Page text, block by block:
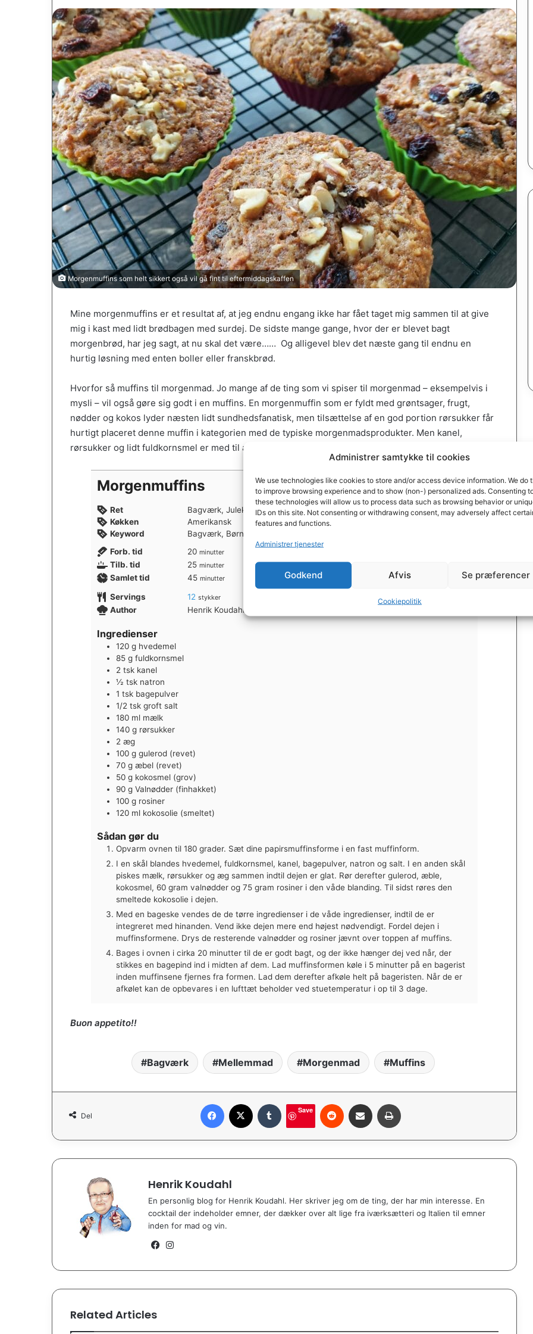
Administrer samtykke til cookies
We use technologies like cookies to store and/or access device information. We do
to improve browsing experience and to show (non-) personalized ads. Consenting
these technologies will allow us to process data such as browsing behavior or
IDs on this site. Not consenting or withdrawing consent, may adversely affect
features and functions.
Administrer tjenester
Godkend Afvis Se præferencer
Cookiepolitik
email
Morgenmuffins som helt sikkert også vil gå fint til eftermiddagskaffen
Mine morgenmuffins er et resultat af, at jeg endnu engang ikke har fået taget mig sammen til at give
mig i kast med lidt brødbagen med surdej. De sidste mange gange, hvor der er blevet bagt
morgenbrød, har jeg sagt, at nu skal det være…… Og alligevel blev det næste gang til endnu en
hurtig løsning med enten boller eller franskbrød.
Hvorfor så muffins til morgenmad. Jo mange af de ting som vi spiser til morgenmad – eksempelvis i
mysli – vil også gøre sig godt i en muffins. En morgenmuffin som er fyldt med grøntsager, frugt,
nødder og kokos lyder næsten lidt sundhedsfanatisk, men tilsættelse af en god portion rørsukker får
hurtigt placeret denne muffin i kategorien med de typiske morgenmadsprodukter. Men kanel,
rørsukker og lidt fuldkornsmel er med til at gøre disse morgenmuffins ganske uimodståelige.
Print
Morgenmuffins
Ret
Bagværk, Julekage, Mellemmad, Morgenmad
Køkken
Amerikansk
Keyword
Bagværk, Børnevenligt, Morgenmad
Forb. tid
20minutter
minutter
Tilb. tid 25minutter
minutter
Samlet tid 45minutter
minutter
Servings 12 stykker
Author Henrik Koudahl
Ingredienser
120 g hvedemel
85 g fuldkornsmel
2 tsk kanel
½ tsk natron
1 tsk bagepulver
1/2 tsk groft salt
180 ml mælk
140 g rørsukker
2 æg
100 g gulerod (revet)
70 g æbel (revet)
50 g kokosmel (grov)
90 g Valnødder (finhakket)
100 g rosiner
120 ml kokosolie (smeltet)
Sådan gør du
Opvarm ovnen til 180 grader. Sæt dine papirsmuffinsforme i en fast muffinform.
I en skål blandes hvedemel, fuldkornsmel, kanel, bagepulver, natron og salt. I en anden skål
piskes mælk, rørsukker og æg sammen indtil dejen er glat. Rør derefter gulerod, æble,
kokosmel, 60 gram valnødder og 75 gram rosiner i den våde blanding. Til sidst røres den
smeltede kokosolie i dejen.
Med en bageske vendes de de tørre ingredienser i de våde ingredienser, indtil de er
integreret med hinanden. Vend ikke dejen mere end højest nødvendigt. Fordel dejen i
muffinsformene. Drys de resterende valnødder og rosiner jævnt over toppen af muffins.
Bages i ovnen i cirka 20 minutter til de er godt bagt, og der ikke hænger dej ved når, der
stikkes en bagepind ind i midten af dem. Lad muffinsformen køle i 5 minutter på en bagerist
inden muffinsene fjernes fra formen. Lad dem derefter afkøle helt på bageristen. Når de er
afkølet kan de opbevares i en lufttæt beholder ved stuetemperatur i op til 3 dage.
Buon appetito!!
Bagværk Mellemmad Morgenmad Muffins
Del
Facebook Tumblr
Save
Reddit Share via Email
Henrik Koudahl
En personlig blog for Henrik Koudahl. Her skriver jeg om de ting, der har min interesse. En
cocktail der indeholder emner, der dækker over alt lige fra iværksætteri og Italien til emner
inden for mad og vin.
Facebook
Related Articles